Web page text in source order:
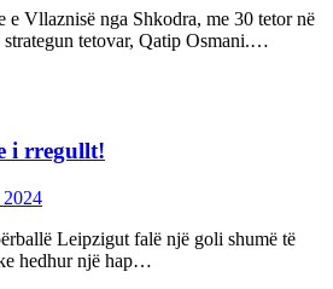
e Vllaznisë nga Shkodra, me 30 tetor në
tetovar, Qatip Osmani.…
i rregullt!
Leipzigut falë një goli shumë të
hedhur një hap…